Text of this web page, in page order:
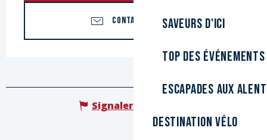
Saveurs d'ici
Top des événements
Escapades aux
Destination Vélo
CONTACTEZ-NOUS
Signaler une erreur